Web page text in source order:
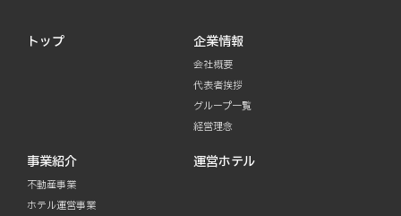
トップ 企業情報
会社概要
代表者挨拶
グループ一覧
経営理念
事業紹介
不動産事業
ホテル運営事業
運営ホテル